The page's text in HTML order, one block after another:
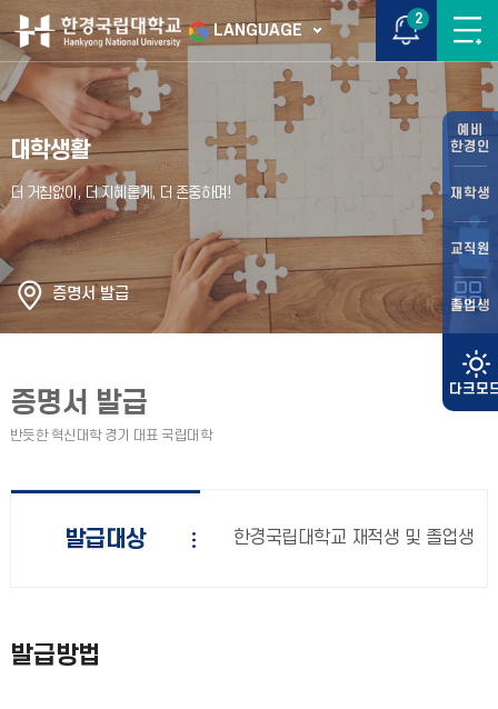
LANGUAGE
2
예비
한경인
재학생
교직원
졸업생
대학생활
증명서 발급
증명서 발급
발급대상 한경국립대학교 재적생 및 졸업생
발급방법